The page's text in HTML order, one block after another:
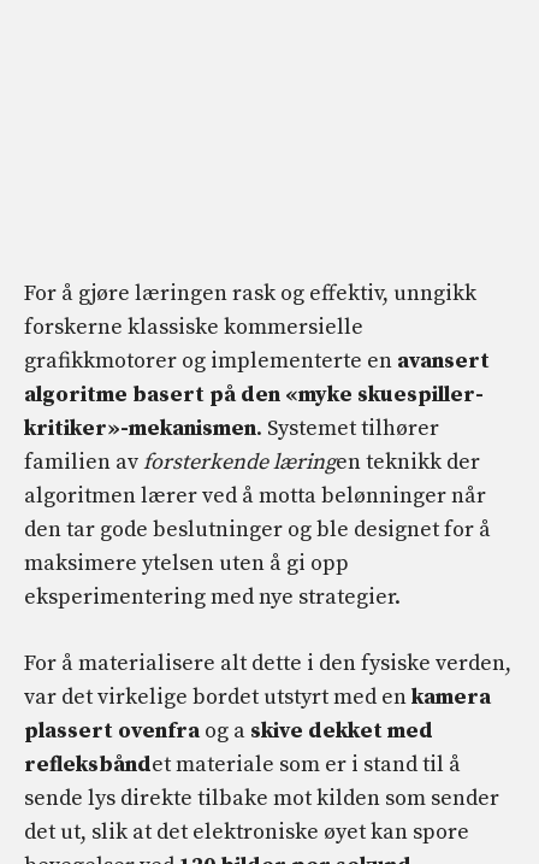
For å gjøre læringen rask og effektiv, unngikk
forskerne klassiske kommersielle
grafikkmotorer og implementerte en avansert
algoritme basert på den «myke skuespiller-
kritiker»-mekanismen. Systemet tilhører
familien avforsterkende læringen teknikk der
algoritmen lærer ved å motta belønninger når
den tar gode beslutninger og ble designet for å
maksimere ytelsen uten å gi opp
eksperimentering med nye strategier.
For å materialisere alt dette i den fysiske verden,
var det virkelige bordet utstyrt med enkamera
plassert ovenfra og a skive dekket med
refleksbåndet materiale som er i stand til å
sende lys direkte tilbake mot kilden som sender
det ut, slik at det elektroniske øyet kan spore